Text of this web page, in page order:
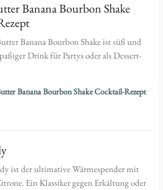
Banana Bourbon Shake
Banana Bourbon Shake ist süß und
Drink für Partys oder als Dessert-
Banana Bourbon Shake Cocktail-Rezept
ist der ultimative Wärmespender mit
Ein Klassiker gegen Erkältung oder